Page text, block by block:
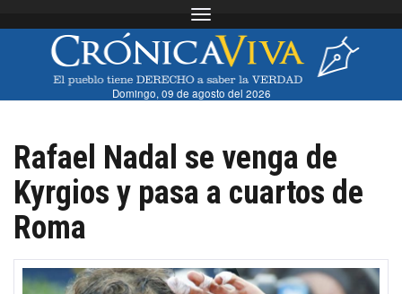
Toggle navigation
Domingo, 09 de agosto del 2026
Rafael Nadal se venga de
Kyrgios y pasa a cuartos de
Roma